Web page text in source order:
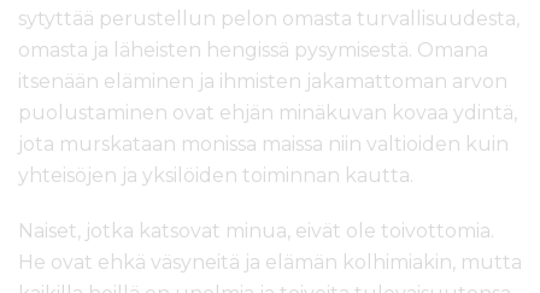
sytyttää perustellun pelon omasta turvallisuudesta,
omasta ja läheisten hengissä pysymisestä. Omana
itsenään eläminen ja ihmisten jakamattoman arvon
puolustaminen ovat ehjän minäkuvan kovaa ydintä,
jota murskataan monissa maissa niin valtioiden kuin
yhteisöjen ja yksilöiden toiminnan kautta.
Naiset, jotka katsovat minua, eivät ole toivottomia.
He ovat ehkä väsyneitä ja elämän kolhimiakin, mutta